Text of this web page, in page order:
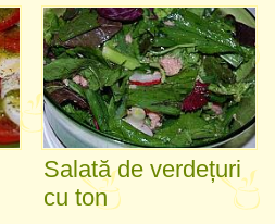
Salată de verdețuri
cu ton